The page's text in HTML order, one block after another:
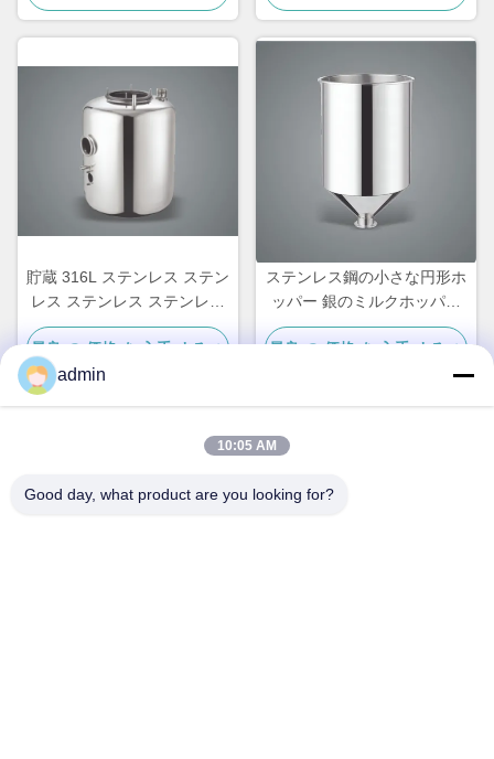
貯蔵 316L ステンレス ステン
レス ステンレス ステンレス
ステンレス
最良 の 価格 を 入手 する
ステンレス鋼の小さな円形ホ
ッパー 銀のミルクホッパー
20L
最良 の 価格 を 入手 する
admin
10:05 AM
Good day, what product are you looking for?